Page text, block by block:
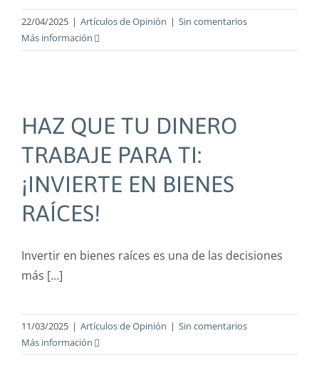
22/04/2025 | Artículos de Opinión | Sin comentarios
Más información
HAZ QUE TU DINERO
TRABAJE PARA TI:
¡INVIERTE EN BIENES
RAÍCES!
Invertir en bienes raíces es una de las decisiones
más [...]
11/03/2025 | Artículos de Opinión | Sin comentarios
Más información